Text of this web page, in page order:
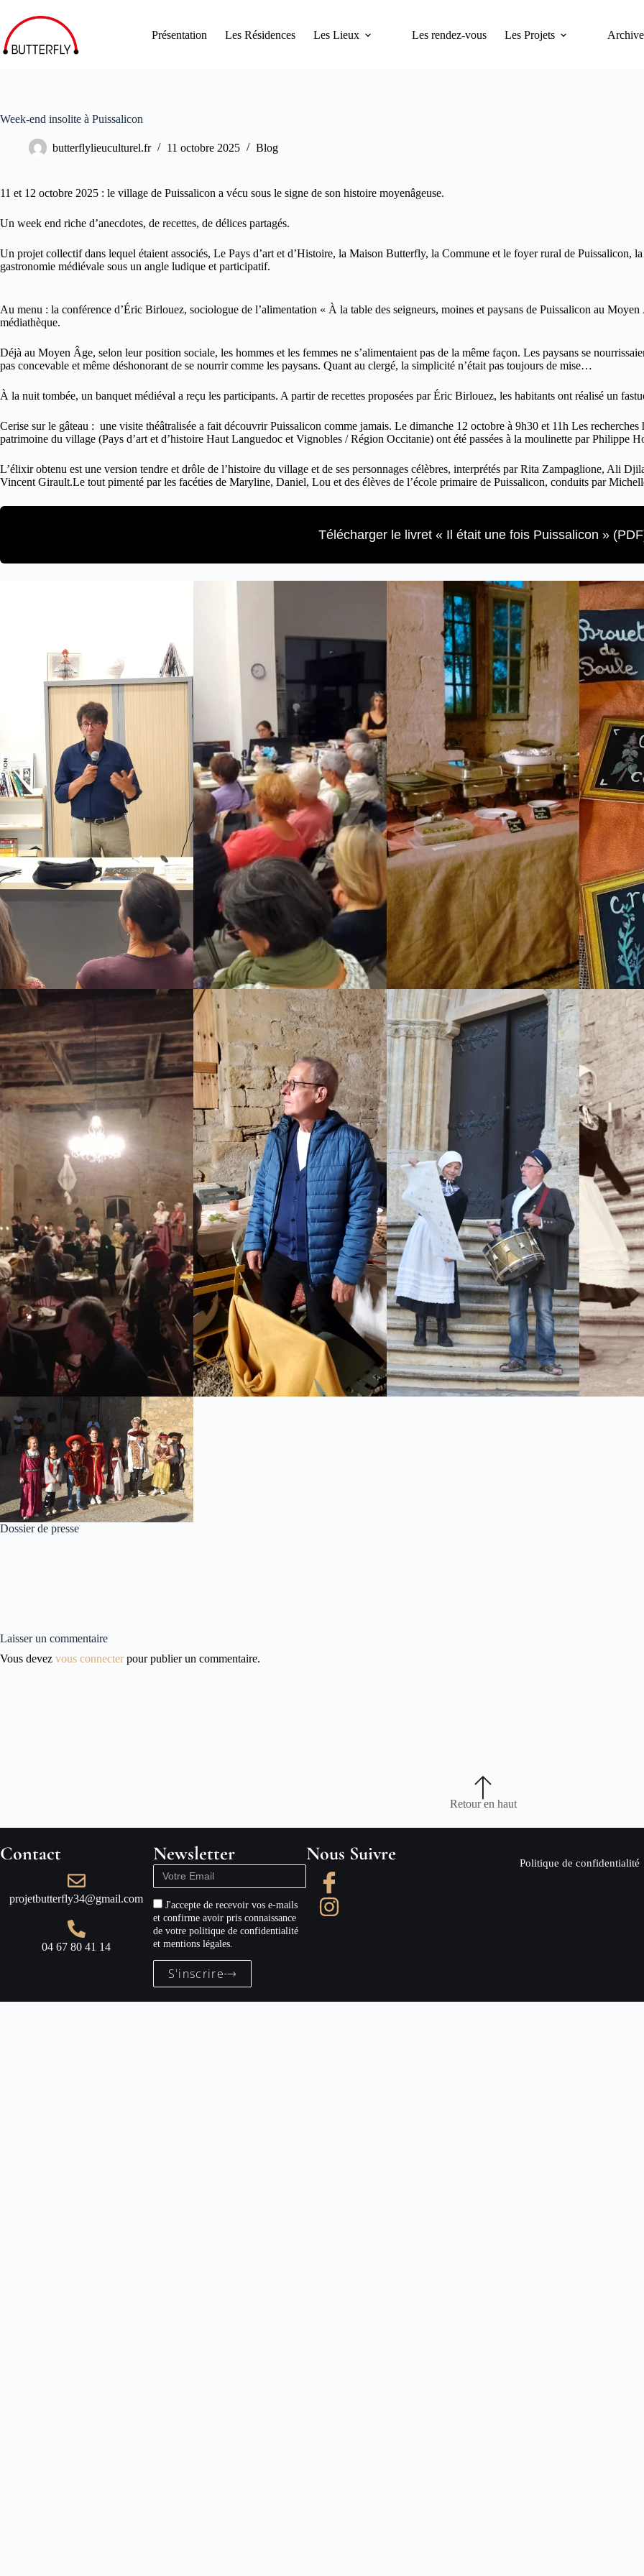
Présentation Les Résidences Les Lieux Les rendez-vous Les Projets
Week-end insolite à Puissalicon
butterflylieuculturel.fr 11 octobre 2025 Blog
11 et 12 octobre 2025 : le village de Puissalicon a vécu sous le signe de son histoire moyenâgeuse.
Un week end riche d’anecdotes, de recettes, de délices partagés.
Un projet collectif dans lequel étaient associés, Le Pays d’art et d’Histoire, la Maison Butterfly, la Commune et le foyer rural de Puissalicon,
gastronomie médiévale sous un angle ludique et participatif.
Au menu : la conférence d’Éric Birlouez, sociologue de l’alimentation « À la table des seigneurs, moines et paysans de Puissalicon au
médiathèque.
Déjà au Moyen Âge, selon leur position sociale, les hommes et les femmes ne s’alimentaient pas de la même façon. Les paysans se
pas concevable et même déshonorant de se nourrir comme les paysans. Quant au clergé, la simplicité n’était pas toujours de mise…
À la nuit tombée, un banquet médiéval a reçu les participants. A partir de recettes proposées par Éric Birlouez, les habitants ont réalisé un
Cerise sur le gâteau : une visite théâtralisée a fait découvrir Puissalicon comme jamais. Le dimanche 12 octobre à 9h30 et 11h Les recherches
patrimoine du village (Pays d’art et d’histoire Haut Languedoc et Vignobles / Région Occitanie) ont été passées à la moulinette par Philippe
L’élixir obtenu est une version tendre et drôle de l’histoire du village et de ses personnages célèbres, interprétés par Rita Zampaglione,
Vincent Girault.Le tout pimenté par les facéties de Maryline, Daniel, Lou et des élèves de l’école primaire de Puissalicon, conduits par
Télécharger le livret « Il était une fois Puissalicon »
Dossier de presse
Laisser un commentaire
Vous devez vous connecterpour publier un commentaire.
Retour en haut
Contact
projetbutterfly34@gmail.com
04 67 80 41 14
Newsletter
J'accepte de recevoir vos e-mails
et confirme avoir pris connaissance
de votre politique de confidentialité
et mentions légales.
S'inscrire
Nous Suivre Politique de confidentialité